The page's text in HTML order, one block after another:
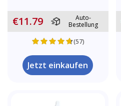
€11.79
Auto-
Bestellung
(57)
Jetzt einkaufen